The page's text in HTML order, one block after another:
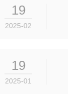
19
2025-02
19
2025-01